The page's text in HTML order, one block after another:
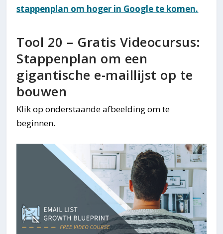
stappenplan om hoger in Google te komen.
Tool 20 – Gratis Videocursus:
Stappenplan om een
gigantische e-maillijst op te
bouwen
Klik op onderstaande afbeelding om te
beginnen.